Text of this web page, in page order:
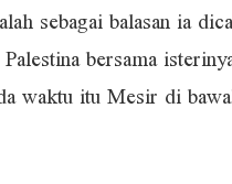
sebagai balasan ia
bersama
waktu itu Mesir di